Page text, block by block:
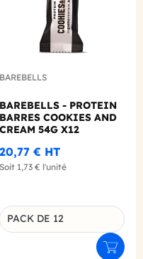
BAREBELLS
BAREBELLS - PROTEIN
BARRES COOKIES AND
CREAM 54G X12
20,77 € HT
Soit 1,73 € l'unité
Déclinaison du produit
PACK DE 12